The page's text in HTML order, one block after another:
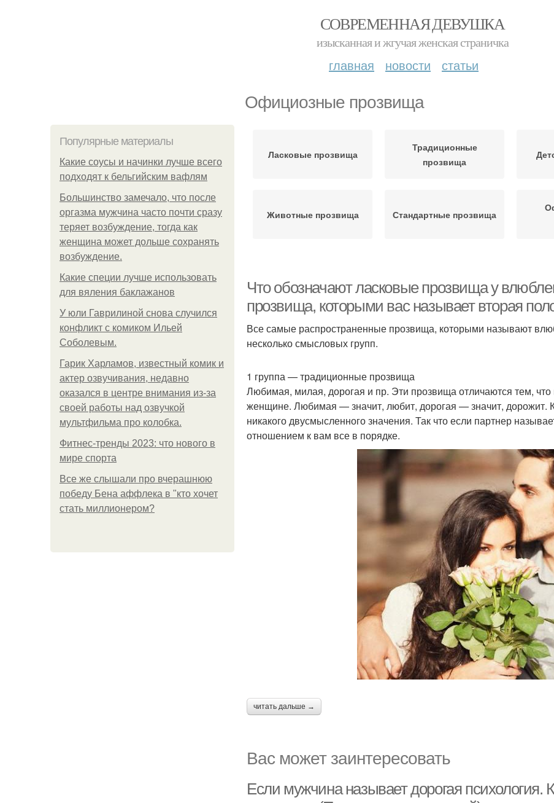
СОВРЕМЕННАЯ ДЕВУШКА
изысканная и жгучая женская страничка
главная новости статьи
Официозные прозвища
Популярные материалы
Какие соусы и начинки лучше всего
подходят к бельгийским вафлям
Большинство замечало, что после
оргазма мужчина часто почти сразу
теряет возбуждение, тогда как
женщина может дольше сохранять
возбуждение.
Какие специи лучше использовать
для вяления баклажанов
У юли Гаврилиной снова случился
конфликт с комиком Ильей
Соболевым.
Гарик Харламов, известный комик и
актер озвучивания, недавно
оказался в центре внимания из-за
своей работы над озвучкой
мультфильма про колобка.
Фитнес-тренды 2023: что нового в
мире спорта
Все же слышали про вчерашнюю
победу Бена аффлека в "кто хочет
стать миллионером?
Ласковые прозвища
Традиционные
прозвища
Животные прозвища Стандартные прозвища
отношениях
Что обозначают ласковые прозвища у
прозвища, которыми вас называет вторая
Все самые распространенные прозвища, которыми называют
несколько смысловых групп.
1 группа — традиционные прозвища
Любимая, милая, дорогая и пр. Эти прозвища отличаются тем,
женщине. Любимая — значит, любит, дорогая — значит, дорожит.
никакого двусмысленного значения. Так что если партнер
отношением к вам все в порядке.
читать дальше →
Вас может заинтересовать
Если мужчина называет дорогая психология.